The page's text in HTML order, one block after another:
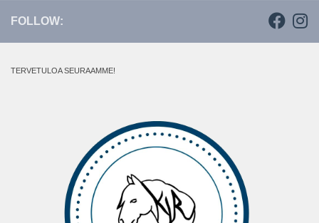
FOLLOW:
TERVETULOA SEURAAMME!